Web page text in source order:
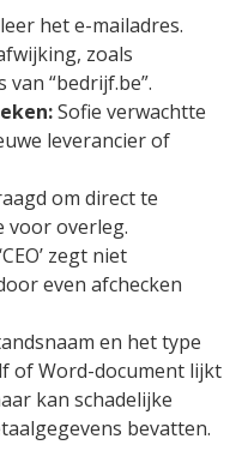
het e-mailadres.
zoals
van “bedrijf.be”.
Sofie verwachtte
leverancier of
om direct te
voor overleg.
zegt niet
even afchecken
en het type
of Word-document lijkt
kan schadelijke
bevatten.